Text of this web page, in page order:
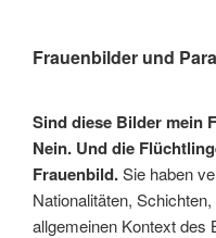
Frauenbilder und
Sind diese Bilder mein
Nein. Und die
Frauenbild.Sie haben
Nationalitäten,
allgemeinen Kontext des